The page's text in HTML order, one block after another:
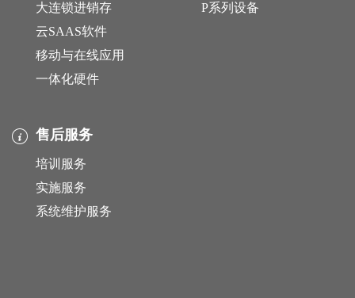
大连锁进销存
云SAAS软件
移动与在线应用
一体化硬件
P系列设备
售后服务
培训服务
实施服务
系统维护服务